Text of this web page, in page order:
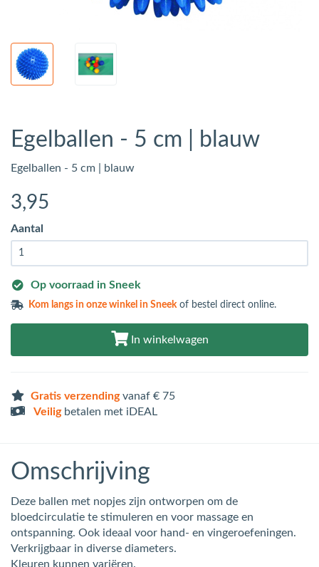
Egelballen - 5 cm | blauw
Egelballen - 5 cm | blauw
3,95
Aantal
Op voorraad in Sneek
Kom langs inonze winkel in Sneek of bestel direct online.
In winkelwagen
Gratis verzendingvanaf € 75
Veiligbetalen met iDEAL
Omschrijving
Deze ballen met nopjes zijn ontworpen om de
bloedcirculatie te stimuleren en voor massage en
ontspanning. Ook ideaal voor hand- en vingeroefeningen.
Verkrijgbaar in diverse diameters.
Kleuren kunnen variëren.